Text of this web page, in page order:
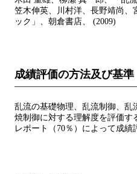
笠木伸英、川村洋、長野靖尚、
ック」、朝倉書店、 (2009)
成績評価の方法及び基準
乱流の基礎物理、乱流制御、乱
焼制御に対する理解度を評価す
レポート（70％）によって成績